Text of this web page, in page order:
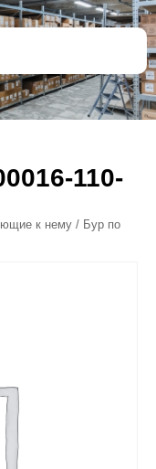
110-
к нему / Бур по